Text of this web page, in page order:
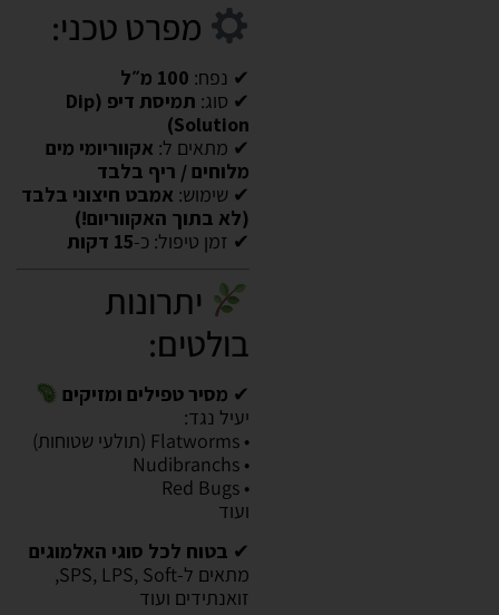
מפרט טכני:
✔ נפח: 100 מ״ל
✔ סוג:
תמיסת דיפ (Dip
Solution)
✔ מתאים ל: אקווריומי מים
מלוחים / ריף בלבד
✔ שימוש: אמבט חיצוני בלבד
(לא בתוך האקווריום!)
✔ זמן טיפול: כ-15 דקות
יתרונות
בולטים:
✔ מסיר טפילים ומזיקים
יעיל נגד:
• Flatworms (תולעי שטוחות)
• Nudibranchs
• Red Bugs
ועוד
✔ בטוח לכל סוגי האלמוגים
מתאים ל-SPS, LPS, Soft,
זואנתידים ועוד